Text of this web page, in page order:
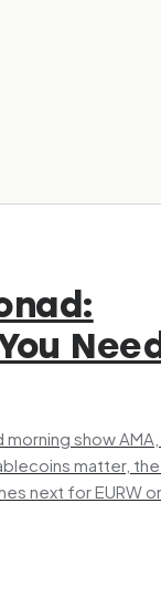
show
matter,
next for EURW